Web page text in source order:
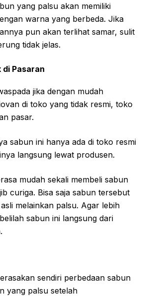
yang palsu akan memiliki
warna yang berbeda. Jika
pun akan terlihat samar, sulit
tidak jelas.
di Pasaran
jika dengan mudah
di toko yang tidak resmi, toko
pasar.
sabun ini hanya ada di toko resmi
langsung lewat produsen.
mudah sekali membeli sabun
curiga. Bisa saja sabun tersebut
melainkan palsu. Agar lebih
sabun ini langsung dari
sendiri perbedaan sabun
yang palsu setelah